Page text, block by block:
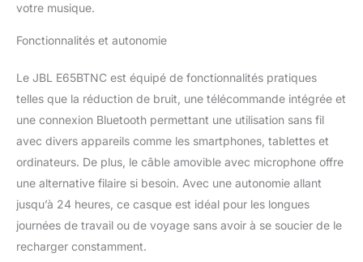
housse de transport /
Fiche de sécurité / Guide
de démarrage rapide –
Noir mat
votre musique.
Fonctionnalités et autonomie
Le JBL E65BTNC est équipé de fonctionnalités pratiques
telles que la réduction de bruit, une télécommande intégrée et
une connexion Bluetooth permettant une utilisation sans fil
avec divers appareils comme les smartphones, tablettes et
ordinateurs. De plus, le câble amovible avec microphone offre
une alternative filaire si besoin. Avec une autonomie allant
jusqu’à 24 heures, ce casque est idéal pour les longues
journées de travail ou de voyage sans avoir à se soucier de le
recharger constamment.